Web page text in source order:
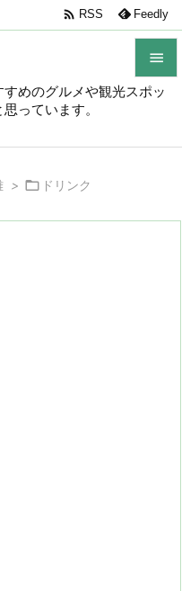
めのグルメや観光スポッ
っています。



 RSS Feedly
>  ドリンク